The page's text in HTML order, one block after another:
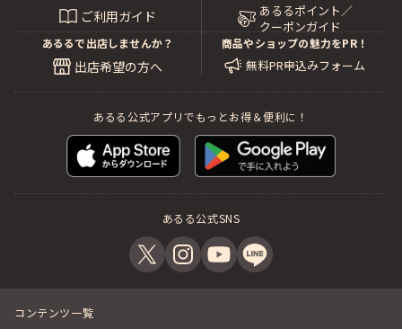
ご利用ガイド
あるるポイント／
クーポンガイド
あるるで出店しませんか？
出店希望の方へ
商品やショップの魅力をPR！
無料PR申込みフォーム
あるる公式アプリでもっとお得＆便利に！
あるる公式SNS
コンテンツ一覧